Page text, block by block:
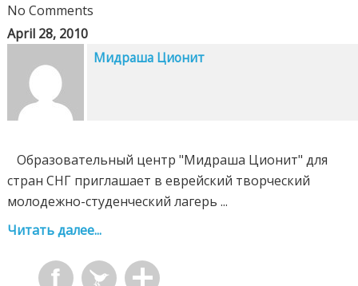
No Comments
April 28, 2010
Мидраша Ционит
Образовательный центр "Мидраша Ционит" для
стран СНГ приглашает в еврейский творческий
молодежно-студенческий лагерь ...
Читать далее...